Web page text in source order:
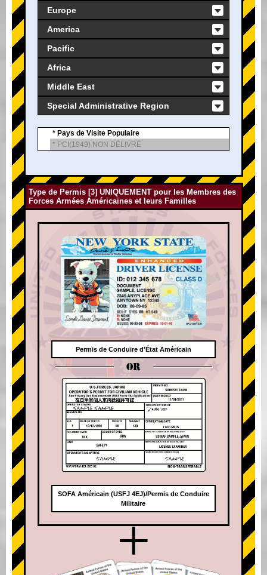
Europe
America
Pacific
Africa
Middle East
Special Administrative Region
* Pays de Visite Populaire
* PCI(1949) NON DÉLIVRÉ
Type de Permis [3] UNIQUEMENT pour les Membres des
Forces Armées Américaines et leurs Familles
Permis de Conduire d'État Américain
OR
SOFA Américain (USFJ 4EJ)/Permis de Conduire
Militaire
+